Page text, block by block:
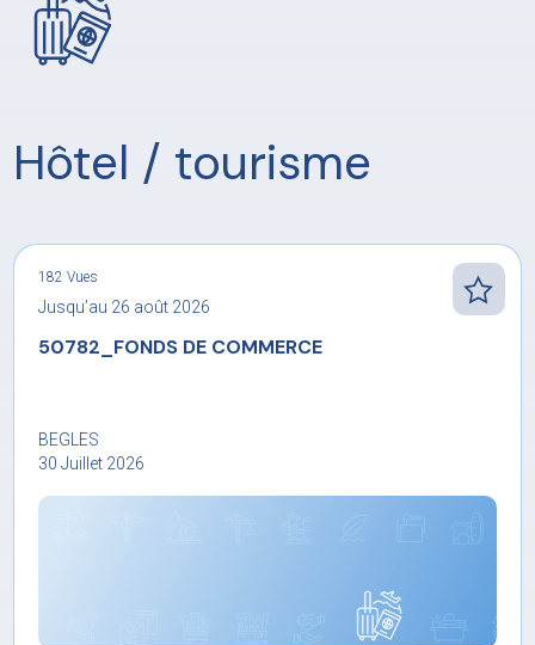
Hôtel / tourisme
182 Vues
Jusqu’au 26 août 2026
50782_FONDS DE COMMERCE
BEGLES
30 Juillet 2026